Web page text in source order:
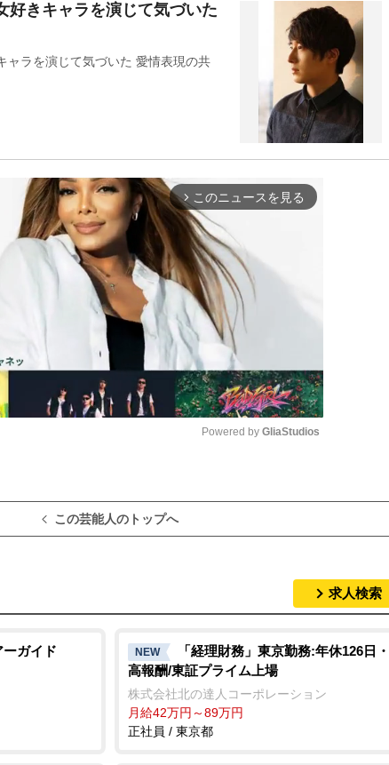
好きキャラを演じて気づいた
ャラを演じて気づいた 愛情表現の共
arrow_forward_ios このニュースを見る
u
Powered by GliaStudios
この芸能人のトップへ
求人検索
ガイド NEW
「経理財務」東京勤務:年休126日・
高報酬/東証プライム上場
株式会社北の達人コーポレーション
月給42万円～89万円
正社員 / 東京都